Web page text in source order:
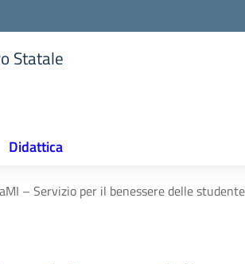
Statale
Didattica
– Servizio per il benessere delle